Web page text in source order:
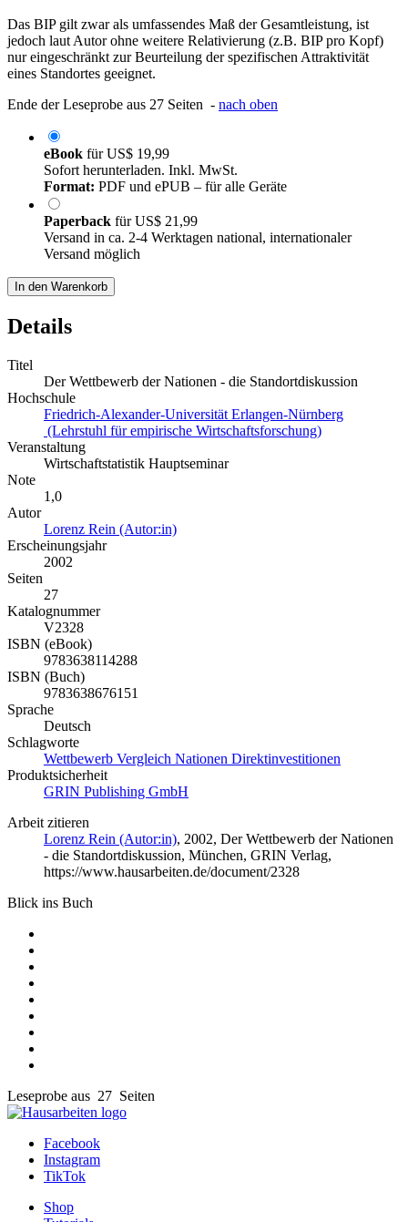
Das BIP gilt zwar als umfassendes Maß der Gesamtleistung, ist
jedoch laut Autor ohne weitere Relativierung (z.B. BIP pro Kopf)
nur eingeschränkt zur Beurteilung der spezifischen Attraktivität
eines Standortes geeignet.
Ende der Leseprobe aus 27 Seiten - nach oben
eBook fürUS$ 19,99
Sofort herunterladen. Inkl. MwSt.
Format: PDF und ePUB – für alle Geräte
Paperback fürUS$ 21,99
Versand in ca. 2-4 Werktagen national, internationaler
Versand möglich
In den Warenkorb
Details
Titel
Der Wettbewerb der Nationen - die Standortdiskussion
Hochschule
Friedrich-Alexander-Universität Erlangen-Nürnberg
(Lehrstuhl für empirische Wirtschaftsforschung)
Veranstaltung
Wirtschaftstatistik Hauptseminar
Note
1,0
Autor
Lorenz Rein (Autor:in)
Erscheinungsjahr
2002
Seiten
27
Katalognummer
V2328
ISBN (eBook)
9783638114288
ISBN (Buch)
9783638676151
Sprache
Deutsch
Schlagworte
Wettbewerb Vergleich Nationen Direktinvestitionen
Produktsicherheit
GRIN Publishing GmbH
Arbeit zitieren
Lorenz Rein (Autor:in), 2002, Der Wettbewerb der Nationen
- die Standortdiskussion, München, GRIN Verlag,
https://www.hausarbeiten.de/document/2328
Blick ins Buch
Leseprobe aus 27 Seiten
Facebook
Instagram
TikTok
Shop